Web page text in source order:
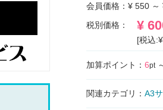
会員価格：¥ 550 ～
税別価格： ¥
[税込
加算ポイント：6pt
関連カテゴリ：A3